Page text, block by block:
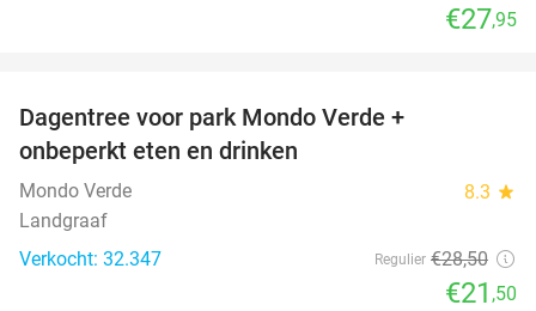
€27,95
Dagentree voor park Mondo Verde +
onbeperkt eten en drinken
Mondo Verde 8.3 star
Landgraaf
Verkocht: 32.347
Regulier €28,50
€21 ,50